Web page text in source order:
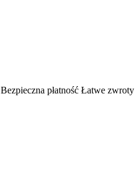
Bezpieczna płatność Łatwe zwroty